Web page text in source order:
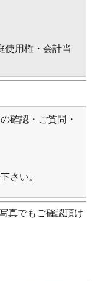
使用権・会計当
確認・ご質問・
さい。
真でもご確認頂け